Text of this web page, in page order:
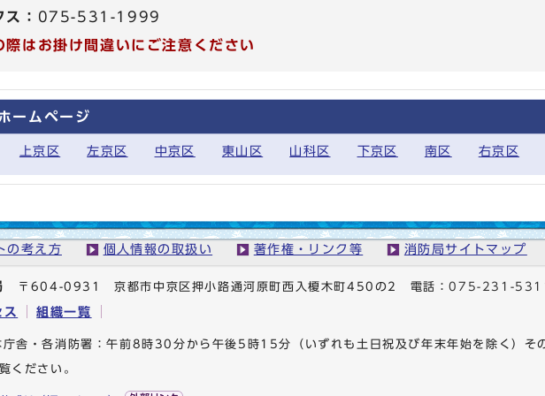
： 075-531-1999
際はお掛け間違いにご注意ください
ームページ
上京区 左京区 中京区 東山区 山科区 下京区 南区 右京区
の考え方 個人情報の取扱い 著作権・リンク等 消防局サイトマップ
〒604-0931 京都市中京区押小路通河原町西入榎木町450の2 電話：075-231-
ス 組織一覧
庁舎・各消防署：午前8時30分から午後5時15分（いずれも土日祝及び年末年始を除く）そ
ください。